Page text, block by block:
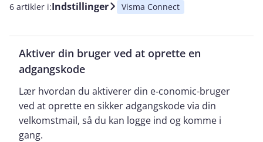
6 artikler i:Indstillinger Visma Connect
Aktiver din bruger ved at oprette en
adgangskode
Lær hvordan du aktiverer din e‑conomic-bruger
ved at oprette en sikker adgangskode via din
velkomstmail, så du kan logge ind og komme i
gang.